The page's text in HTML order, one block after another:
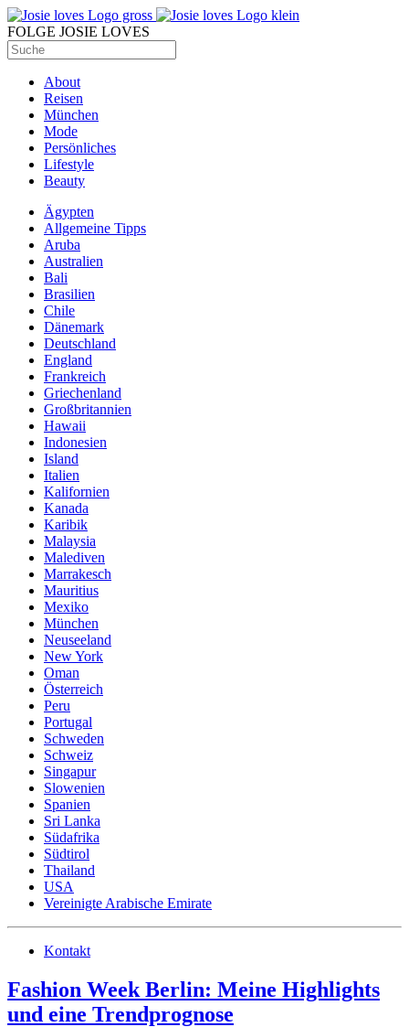
FOLGE JOSIE LOVES
About
Reisen
München
Mode
Persönliches
Lifestyle
Beauty
Ägypten
Allgemeine Tipps
Aruba
Australien
Bali
Brasilien
Chile
Dänemark
Deutschland
England
Frankreich
Griechenland
Großbritannien
Hawaii
Indonesien
Island
Italien
Kalifornien
Kanada
Karibik
Malaysia
Malediven
Marrakesch
Mauritius
Mexiko
München
Neuseeland
New York
Oman
Österreich
Peru
Portugal
Schweden
Schweiz
Singapur
Slowenien
Spanien
Sri Lanka
Südafrika
Südtirol
Thailand
USA
Vereinigte Arabische Emirate
Kontakt
Fashion Week Berlin: Meine Highlights
und eine Trendprognose